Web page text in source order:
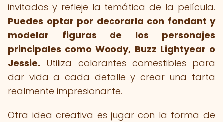
invitados y refleje la temática de la película.
Puedes optar por decorarla con fondant y
modelar figuras de los personajes
principales como Woody, Buzz Lightyear o
Jessie. Utiliza colorantes comestibles para
dar vida a cada detalle y crear una tarta
realmente impresionante.
Otra idea creativa es jugar con la forma de